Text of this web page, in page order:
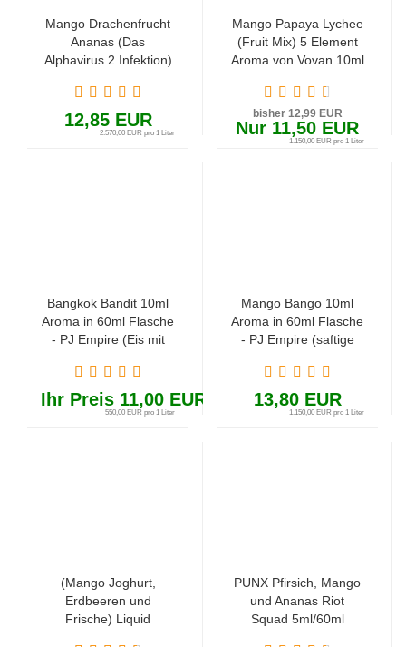
Mango Drachenfrucht
Ananas (Das
Alphavirus 2 Infektion)
60ml Flasche
12,85 EUR
2.570,00 EUR pro 1 Liter
Mango Papaya Lychee
(Fruit Mix) 5 Element
Aroma von Vovan 10ml
bisher 12,99 EUR
Nur 11,50 EUR
1.150,00 EUR pro 1 Liter
Bangkok Bandit 10ml
Aroma in 60ml Flasche
- PJ Empire (Eis mit
und Mango)
Ihr Preis 11,00 EUR
550,00 EUR pro 1 Liter
Mango Bango 10ml
Aroma in 60ml Flasche
- PJ Empire (saftige
Ananas)
13,80 EUR
1.150,00 EUR pro 1 Liter
(Mango Joghurt,
Erdbeeren und
Frische) Liquid
PUNX Pfirsich, Mango
und Ananas Riot
Squad 5ml/60ml